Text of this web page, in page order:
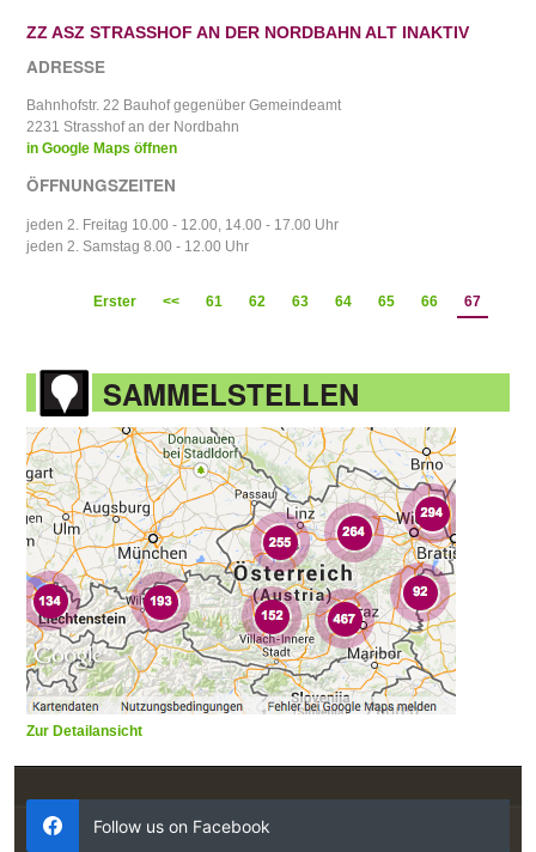
ZZ ASZ STRASSHOF AN DER NORDBAHN ALT INAKTIV
ADRESSE
Bahnhofstr. 22 Bauhof gegenüber Gemeindeamt
2231 Strasshof an der Nordbahn
in Google Maps öffnen
ÖFFNUNGSZEITEN
jeden 2. Freitag 10.00 - 12.00, 14.00 - 17.00 Uhr
jeden 2. Samstag 8.00 - 12.00 Uhr
Erster << 61 62 63 64 65 66 67
SAMMELSTELLEN
Zur Detailansicht
Follow us on Facebook